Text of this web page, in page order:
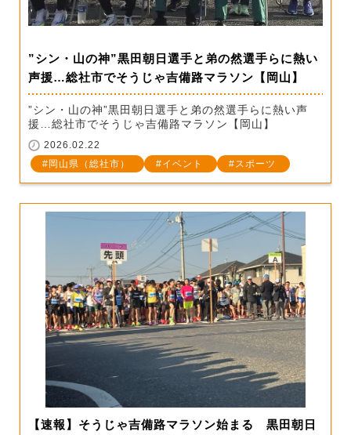
”シン・山の神”黒田朝日選手と弟の然選手らに熱い
声援…総社市でそうじゃ吉備路マラソン【岡山】
”シン・山の神”黒田朝日選手と弟の然選手らに熱い声
援…総社市でそうじゃ吉備路マラソン【岡山】
2026.02.22
岡山県（総社市）
イベント スポーツ
【速報】そうじゃ吉備路マラソン始まる 黒田朝日